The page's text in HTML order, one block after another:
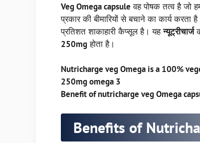
Veg Omega capsule वह पोषक तत्व है जो
प्रकार की बीमारियों से बचाने का कार्य
प्रतिशत शाकाहारी कैप्सूल है। यहन्यूट्रीचार्ज
250mgहोता है।
Nutricharge veg Omega is a 100%
250mg omega 3
Benefit of nutricharge veg Omega
Benefits of